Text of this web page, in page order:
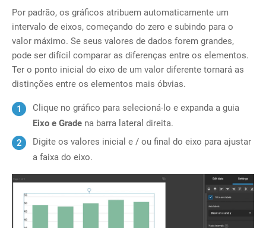
Por padrão, os gráficos atribuem automaticamente um
intervalo de eixos, começando do zero e subindo para o
valor máximo. Se seus valores de dados forem grandes,
pode ser difícil comparar as diferenças entre os elementos.
Ter o ponto inicial do eixo de um valor diferente tornará as
distinções entre os elementos mais óbvias.
Clique no gráfico para selecioná-lo e expanda a guia
Eixo e Grade na barra lateral direita.
Digite os valores inicial e / ou final do eixo para ajustar
a faixa do eixo.